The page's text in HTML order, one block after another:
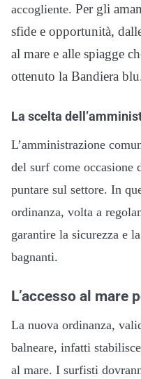
accogliente. Per gli
sfide e opportunità,
al mare e alle spiagge
ottenuto la Bandiera
La scelta
L’amministrazione
del surf come occasione
puntare sul settore. In
ordinanza, volta a
garantire la sicurezza e
bagnanti.
L’accesso al mare
La nuova ordinanza,
balneare, infatti
al mare. I surfisti